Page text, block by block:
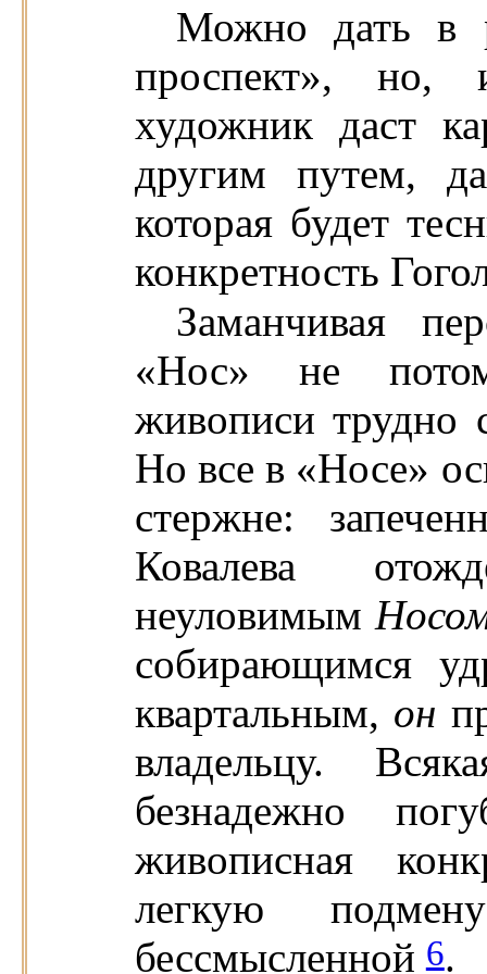
Можно дать в
проспект», но,
художник даст
другим путем,
которая будет
конкретность
Заманчивая
«Нос» не
живописи трудно
Но все в «Носе»
стержне:
Ковалева
неуловимым
собирающимся
квартальным, он
владельцу.
безнадежно
живописная
легкую
бессмысленной6.